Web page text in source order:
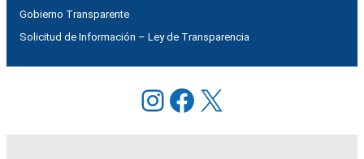
Gobierno Transparente
Solicitud de Información – Ley de Transparencia
Instagram
Facebook
X